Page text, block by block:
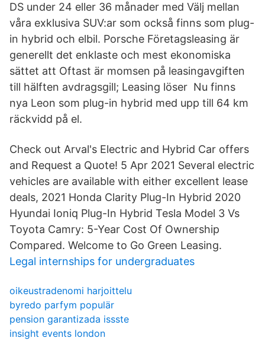
DS under 24 eller 36 månader med Välj mellan
våra exklusiva SUV:ar som också finns som plug-
in hybrid och elbil. Porsche Företagsleasing är
generellt det enklaste och mest ekonomiska
sättet att Oftast är momsen på leasingavgiften
till hälften avdragsgill; Leasing löser Nu finns
nya Leon som plug-in hybrid med upp till 64 km
räckvidd på el.
Check out Arval's Electric and Hybrid Car offers
and Request a Quote! 5 Apr 2021 Several electric
vehicles are available with either excellent lease
deals, 2021 Honda Clarity Plug-In Hybrid 2020
Hyundai Ioniq Plug-In Hybrid Tesla Model 3 Vs
Toyota Camry: 5-Year Cost Of Ownership
Compared. Welcome to Go Green Leasing.
Legal internships for undergraduates
oikeustradenomi harjoittelu
byredo parfym populär
pension garantizada issste
insight events london